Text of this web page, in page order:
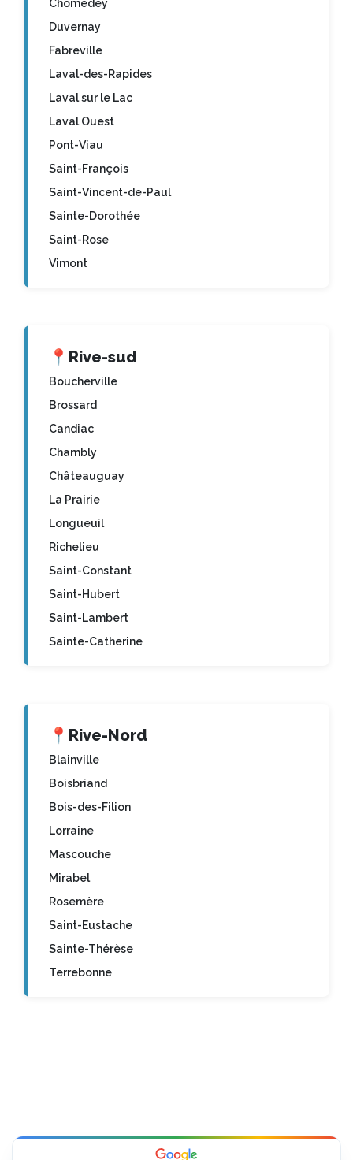
Chomedey
Duvernay
Fabreville
Laval-des-Rapides
Laval sur le Lac
Laval Ouest
Pont-Viau
Saint-François
Saint-Vincent-de-Paul
Sainte-Dorothée
Saint-Rose
Vimont
📍 Rive-sud
Boucherville
Brossard
Candiac
Chambly
Châteauguay
La Prairie
Longueuil
Richelieu
Saint-Constant
Saint-Hubert
Saint-Lambert
Sainte-Catherine
📍 Rive-Nord
Blainville
Boisbriand
Bois-des-Filion
Lorraine
Mascouche
Mirabel
Rosemère
Saint-Eustache
Sainte-Thérèse
Terrebonne